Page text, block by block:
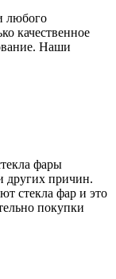
любого
качественное
Наши
фары
других причин.
стекла фар и это
покупки